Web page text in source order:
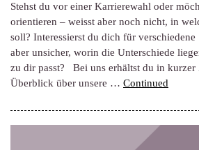
Stehst du vor einer Karrierewahl oder
orientieren – weisst aber noch nicht, in
soll? Interessierst du dich für
aber unsicher, worin die Unterschiede
zu dir passt? Bei uns erhältst du in kurzer
Überblick über unsere … Continued